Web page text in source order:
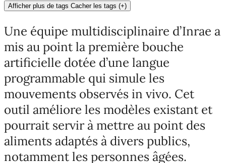
Afficher plus de tags Cacher les tags (+)
Une équipe multidisciplinaire d’Inrae a
mis au point la première bouche
artificielle dotée d’une langue
programmable qui simule les
mouvements observés in vivo. Cet
outil améliore les modèles existant et
pourrait servir à mettre au point des
aliments adaptés à divers publics,
notamment les personnes âgées.